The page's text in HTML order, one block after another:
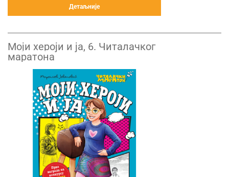
Детаљније
Моји хероји и ја, 6. Читалачког
маратона